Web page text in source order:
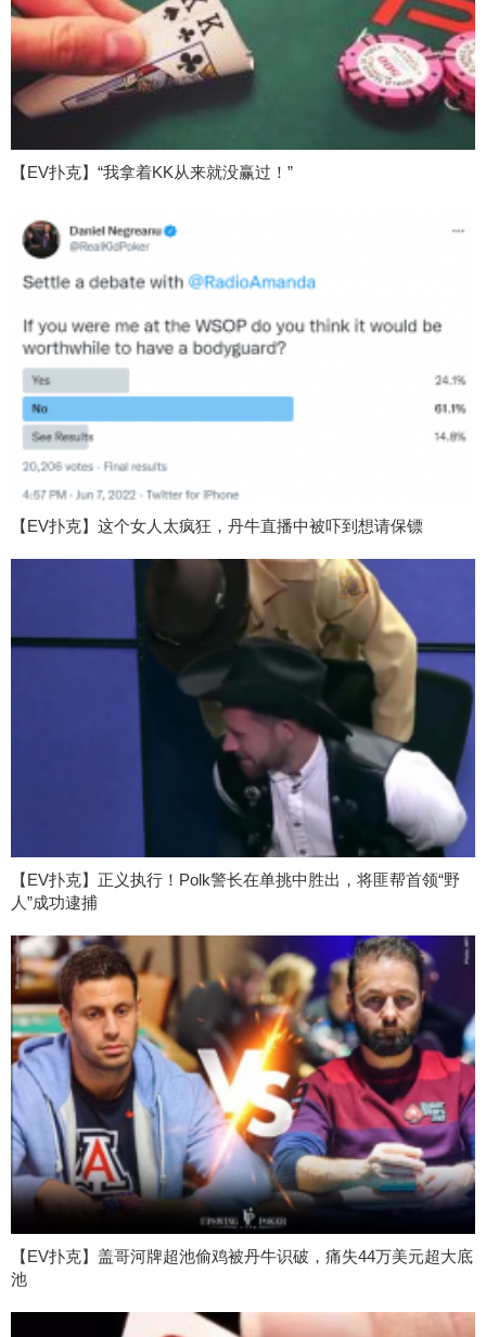
【EV扑克】“我拿着KK从来就没赢过！”
【EV扑克】这个女人太疯狂，丹牛直播中被吓到想请保镖
【EV扑克】正义执行！Polk警长在单挑中胜出，将匪帮首领“野
人”成功逮捕
【EV扑克】盖哥河牌超池偷鸡被丹牛识破，痛失44万美元超大底
池